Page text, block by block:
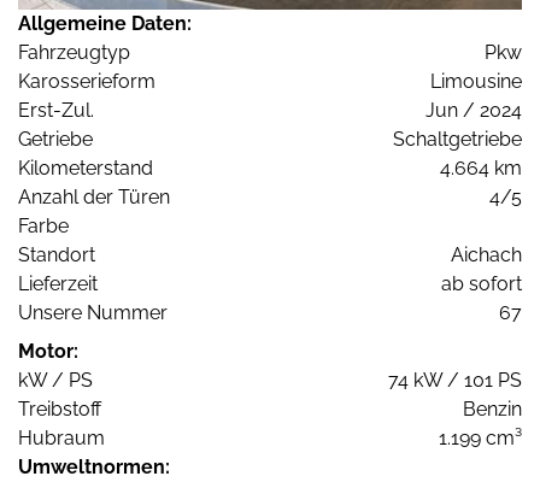
Allgemeine Daten:
Fahrzeugtyp
Pkw
Karosserieform
Limousine
Erst-Zul.
Jun / 2024
Getriebe
Schaltgetriebe
Kilometerstand
4.664 km
Anzahl der Türen
4/5
Farbe
Standort
Aichach
Lieferzeit
ab sofort
Unsere Nummer
67
Motor:
kW / PS
74 kW / 101 PS
Treibstoff
Benzin
Hubraum
1.199 cm³
Umweltnormen: